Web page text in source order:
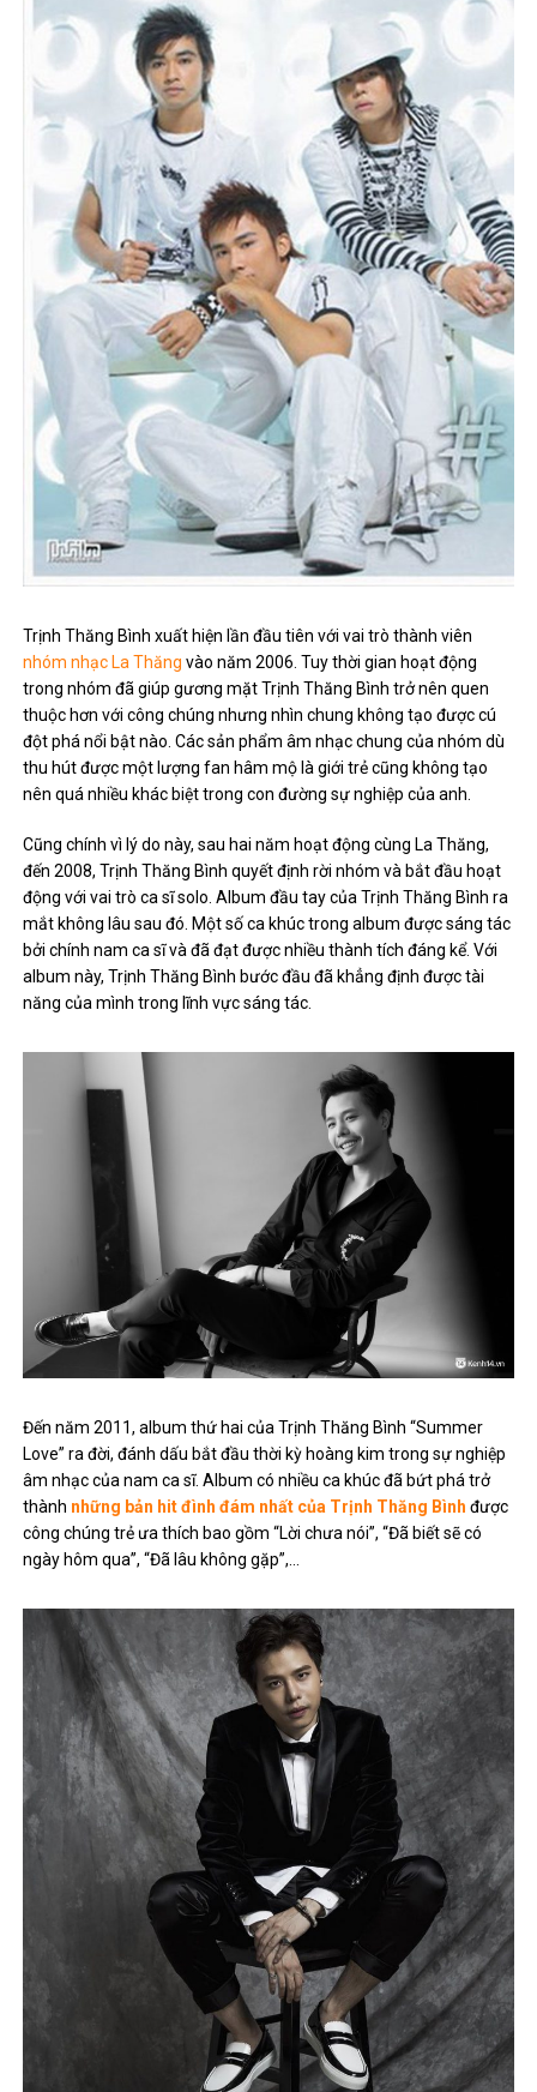
Trịnh Thăng Bình xuất hiện lần đầu tiên với vai trò thành viên
nhóm nhạc La Thăng vào năm 2006. Tuy thời gian hoạt động
trong nhóm đã giúp gương mặt Trịnh Thăng Bình trở nên quen
thuộc hơn với công chúng nhưng nhìn chung không tạo được cú
đột phá nổi bật nào. Các sản phẩm âm nhạc chung của nhóm dù
thu hút được một lượng fan hâm mộ là giới trẻ cũng không tạo
nên quá nhiều khác biệt trong con đường sự nghiệp của anh.
Cũng chính vì lý do này, sau hai năm hoạt động cùng La Thăng,
đến 2008, Trịnh Thăng Bình quyết định rời nhóm và bắt đầu hoạt
động với vai trò ca sĩ solo. Album đầu tay của Trịnh Thăng Bình ra
mắt không lâu sau đó. Một số ca khúc trong album được sáng tác
bởi chính nam ca sĩ và đã đạt được nhiều thành tích đáng kể. Với
album này, Trịnh Thăng Bình bước đầu đã khẳng định được tài
năng của mình trong lĩnh vực sáng tác.
Đến năm 2011, album thứ hai của Trịnh Thăng Bình “Summer
Love” ra đời, đánh dấu bắt đầu thời kỳ hoàng kim trong sự nghiệp
âm nhạc của nam ca sĩ. Album có nhiều ca khúc đã bứt phá trở
thành những bản hit đình đám nhất của Trịnh Thăng Bình được
công chúng trẻ ưa thích bao gồm “Lời chưa nói”, “Đã biết sẽ có
ngày hôm qua”, “Đã lâu không gặp”,…